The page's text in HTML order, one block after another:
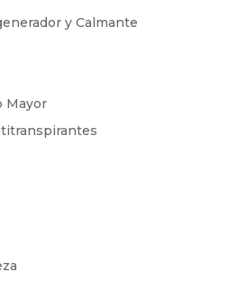
y Calmante
Mayor